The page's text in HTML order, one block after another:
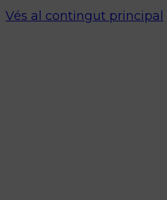
Vés al contingut principal